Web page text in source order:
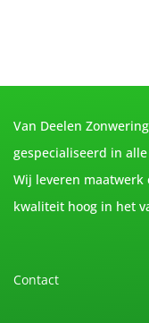
Van Deelen
gespecialiseerd in
Wij leveren
kwaliteit hoog in het
Contact